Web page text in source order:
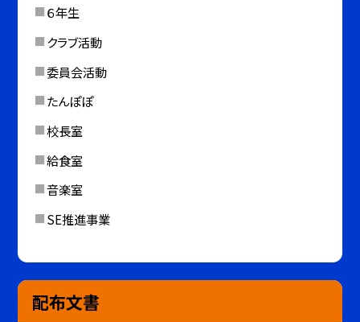
６年生
クラブ活動
委員会活動
たんぽぽ
校長室
給食室
音楽室
SE推進事業
配布文書